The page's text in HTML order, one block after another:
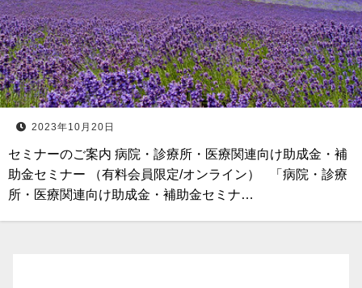
2023年10月20日
セミナーのご案内 病院・診療所・医療関連向け助成金・補
助金セミナー （有料会員限定/オンライン） 「病院・診療
所・医療関連向け助成金・補助金セミナ…